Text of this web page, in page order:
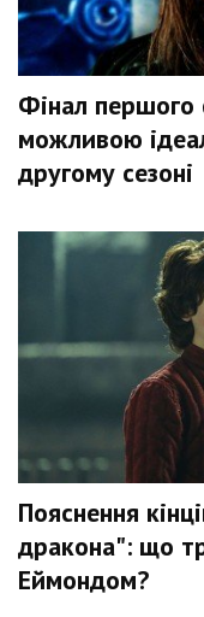
Фінал першого
можливою
другому сезоні
Пояснення
дракона": що
Еймондом?